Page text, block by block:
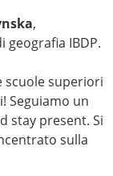
,
geografia IBDP.
scuole superiori
Seguiamo un
stay present. Si
sulla